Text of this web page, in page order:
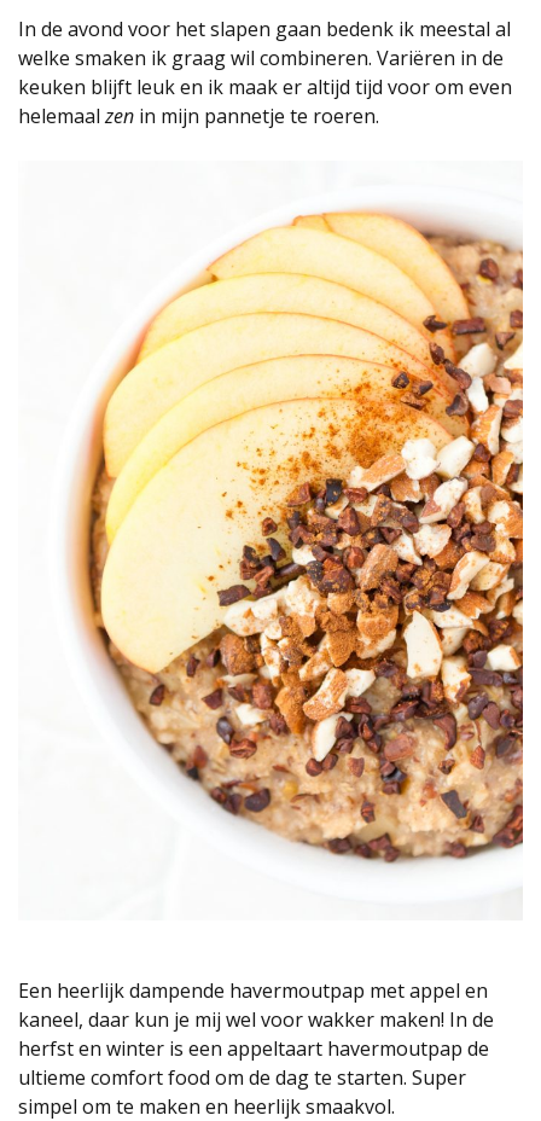
In de avond voor het slapen gaan bedenk ik meestal al
welke smaken ik graag wil combineren. Variëren in de
keuken blijft leuk en ik maak er altijd tijd voor om even
helemaalzen in mijn pannetje te roeren.
Een heerlijk dampende havermoutpap met appel en
kaneel, daar kun je mij wel voor wakker maken! In de
herfst en winter is een appeltaart havermoutpap de
ultieme comfort food om de dag te starten. Super
simpel om te maken en heerlijk smaakvol.